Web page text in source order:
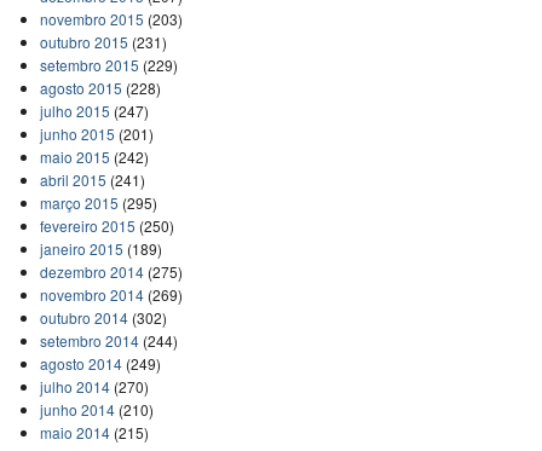
novembro 2015 (203)
outubro 2015 (231)
setembro 2015 (229)
agosto 2015 (228)
julho 2015 (247)
junho 2015 (201)
maio 2015 (242)
abril 2015 (241)
março 2015 (295)
fevereiro 2015 (250)
janeiro 2015 (189)
dezembro 2014(275)
novembro 2014(269)
outubro 2014(302)
setembro 2014(244)
agosto 2014(249)
julho 2014(270)
junho 2014(210)
maio 2014(215)